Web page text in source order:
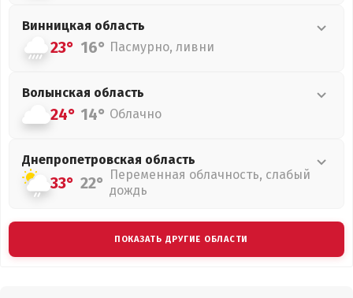
Винницкая область
23° 16° Пасмурно, ливни
Волынская область
24° 14° Облачно
Днепропетровская область
33° 22° Переменная облачность, слабый
дождь
ПОКАЗАТЬ ДРУГИЕ ОБЛАСТИ